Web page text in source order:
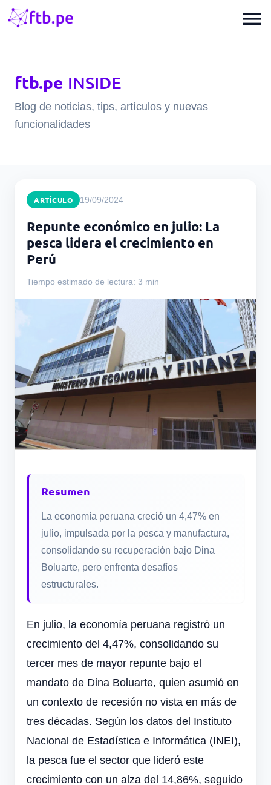
menu
ftb.pe INSIDE
Blog de noticias, tips, artículos y nuevas
funcionalidades
ARTÍCULO 19/09/2024
Repunte económico en julio: La
pesca lidera el crecimiento en
Perú
Tiempo estimado de lectura: 3 min
Resumen
La economía peruana creció un 4,47% en
julio, impulsada por la pesca y manufactura,
consolidando su recuperación bajo Dina
Boluarte, pero enfrenta desafíos
estructurales.
En julio, la economía peruana registró un
crecimiento del 4,47%, consolidando su
tercer mes de mayor repunte bajo el
mandato de Dina Boluarte, quien asumió en
un contexto de recesión no vista en más de
tres décadas. Según los datos del Instituto
Nacional de Estadística e Informática (INEI),
la pesca fue el sector que lideró este
crecimiento con un alza del 14,86%, seguido